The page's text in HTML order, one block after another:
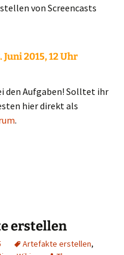
von Screencasts
Juni 2015, 12 Uhr
den Aufgaben! Solltet ihr
hier direkt als
.
erstellen
Artefakte erstellen,